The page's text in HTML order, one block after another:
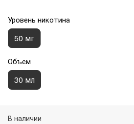
Уровень никотина
50 мг
Объем
30 мл
В наличии